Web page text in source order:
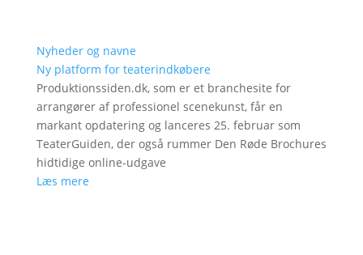
Nyheder og navne
Ny platform for teaterindkøbere
Produktionssiden.dk, som er et branchesite for
arrangører af professionel scenekunst, får en
markant opdatering og lanceres 25. februar som
TeaterGuiden, der også rummer Den Røde Brochures
hidtidige online-udgave
Læs mere